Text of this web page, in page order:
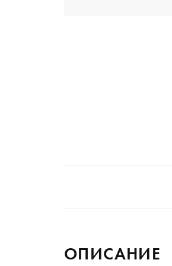
ОПИСАНИЕ